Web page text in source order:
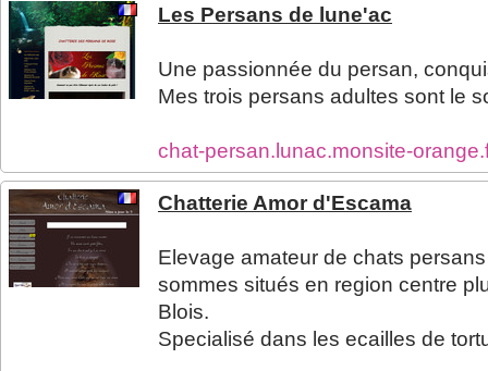
Les Persans de lune'ac
Une passionnée du persan,
Mes trois persans adultes sont le
chat-persan.lunac.monsite-
Chatterie Amor d'Escama
Elevage amateur de chats
sommes situés en region centre
Blois.
Specialisé dans les ecailles de